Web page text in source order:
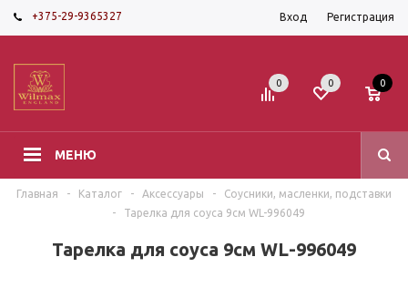
+375-29-9365327 Вход Регистрация
МЕНЮ
0 0 0
Главная - Каталог - Аксессуары -
Соусники, масленки, подставки
-
Тарелка для соуса 9см WL-996049
Тарелка для соуса 9см WL-996049